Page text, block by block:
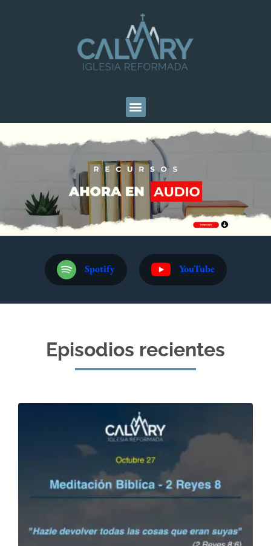
Spotify YouTube
Episodios recientes